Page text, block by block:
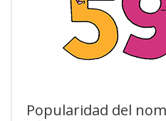
Popularidad del